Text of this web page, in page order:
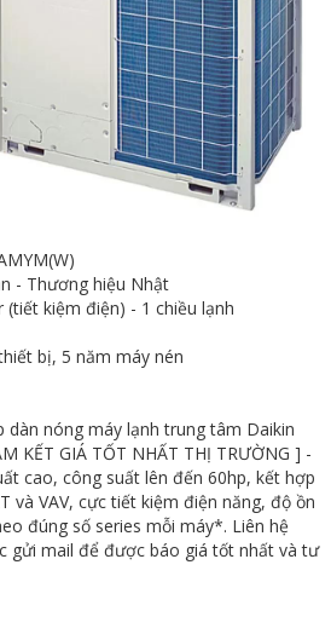
- Thương hiệu Nhật
(tiết kiệm điện) - 1 chiều lạnh
bị, 5 năm máy nén
dàn nóng máy lạnh trung tâm Daikin
KẾT GIÁ TỐT NHẤT THỊ TRƯỜNG ] -
cao, công suất lên đến 60hp, kết hợp
và VAV, cực tiết kiệm điện năng, độ ồn
đúng số series mỗi máy*. Liên hệ
gửi mail để được báo giá tốt nhất và tư